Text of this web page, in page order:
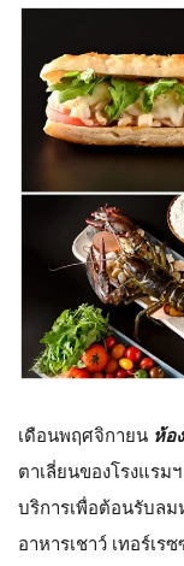
เดือนพฤศจิกายน ห้อ
ตาเลี่ยนของโรงแร
บริการเพื่อต้อนรับลม
อาหารเชาว์ เทอร์เ